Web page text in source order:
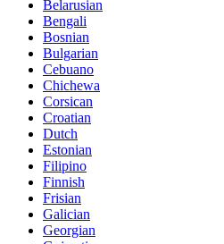
Belarusian
Bengali
Bosnian
Bulgarian
Cebuano
Chichewa
Corsican
Croatian
Dutch
Estonian
Filipino
Finnish
Frisian
Galician
Georgian